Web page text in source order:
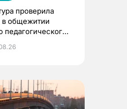
проверила
общежитии
педагогического